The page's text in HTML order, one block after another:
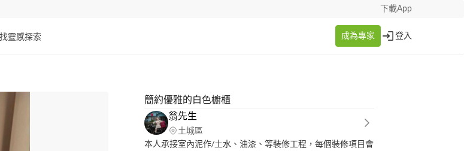
下載App
找靈感探索 成為專家 登入
簡約優雅的白色櫥櫃
翁先生
土城區
本人承接室內泥作/土水、油漆、等裝修工程，每個裝修項目會